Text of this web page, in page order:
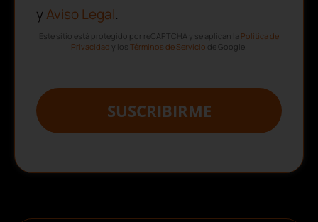
y Aviso Legal.
Este sitio está protegido por reCAPTCHA y se aplican la Política de
Privacidad y los Términos de Servicio de Google.
SUSCRIBIRME